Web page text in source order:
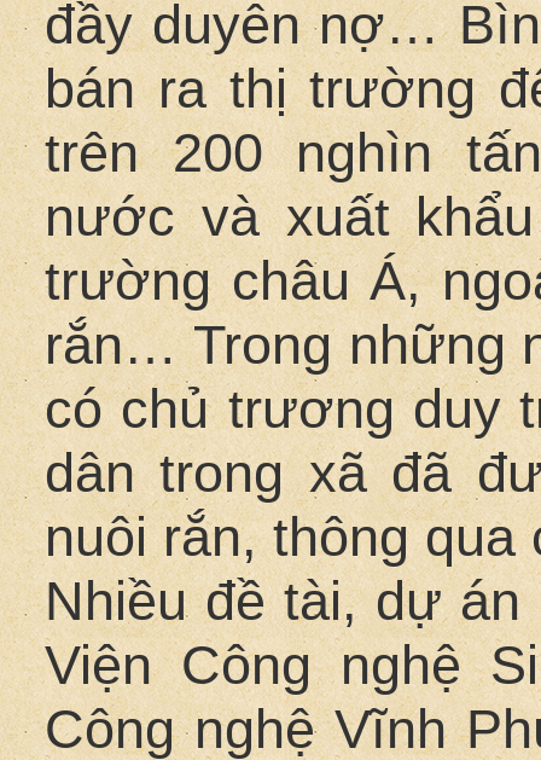
đầy duyên nợ…
bán ra thị trường
trên 200 nghìn
nước và xuất
trường châu Á,
rắn… Trong những
có chủ trương duy
dân trong xã đã
nuôi rắn, thông
Nhiều đề tài, dự án
Viện Công nghệ
Công nghệ Vĩnh